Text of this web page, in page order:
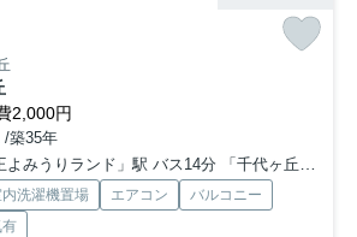
2,000円
/築35年
ランド」駅 バス14分 「千代ヶ丘小学校入口」 停歩5分
洗濯機置場 エアコン
バルコニー
有